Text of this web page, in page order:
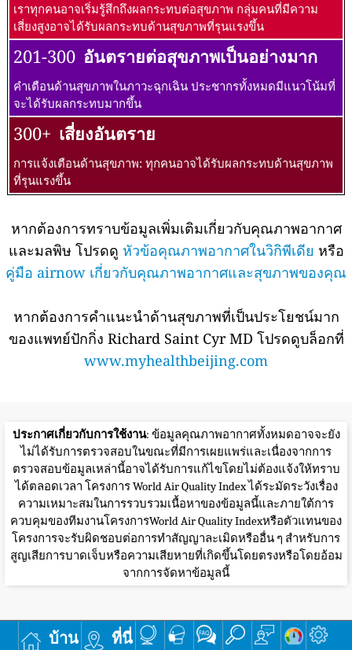
เราทุกคนอาจเริ่มรู้สึกถึงผลกระทบต่อสุขภาพ กลุ่มคนที่มีความ
เสี่ยงสูงอาจได้รับผลกระทบด้านสุขภาพที่รุนแรงขึ้น
201-300 อันตรายต่อสุขภาพเป็นอย่างมาก
คำเตือนด้านสุขภาพในภาวะฉุกเฉิน ประชากรทั้งหมดมีแนวโน้มที่
จะได้รับผลกระทบมากขึ้น
300+ เสี่ยงอันตราย
การแจ้งเตือนด้านสุขภาพ: ทุกคนอาจได้รับผลกระทบด้านสุขภาพ
ที่รุนแรงขึ้น
หากต้องการทราบข้อมูลเพิ่มเติมเกี่ยวกับคุณภาพอากาศ
และมลพิษ โปรดดู หัวข้อคุณภาพอากาศในวิกิพีเดีย หรือ
คู่มือ airnow เกี่ยวกับคุณภาพอากาศและสุขภาพของคุณ
หากต้องการคำแนะนำด้านสุขภาพที่เป็นประโยชน์มาก
ของแพทย์ปักกิ่ง Richard Saint Cyr MD โปรดดูบล็อกที่
www.myhealthbeijing.com
ประกาศเกี่ยวกับการใช้งาน: ข้อมูลคุณภาพอากาศทั้งหมดอาจจะยัง
ไม่ได้รับการตรวจสอบในขณะที่มีการเผยแพร่และเนื่องจากการ
ตรวจสอบข้อมูลเหล่านี้อาจได้รับการแก้ไขโดยไม่ต้องแจ้งให้ทราบ
ได้ตลอดเวลา โครงการ World Air Quality Index ได้ระมัดระวังเรื่อง
ความเหมาะสมในการรวบรวมเนื้อหาของข้อมูลนี้และภายใต้การ
ควบคุมของทีมงานโครงการWorld Air Quality Indexหรือตัวแทนของ
โครงการจะรับผิดชอบต่อการทำสัญญาละเมิดหรืออื่น ๆ สำหรับการ
สูญเสียการบาดเจ็บหรือความเสียหายที่เกิดขึ้นโดยตรงหรือโดยอ้อม
จากการจัดหาข้อมูลนี้
บ้าน ที่นี่